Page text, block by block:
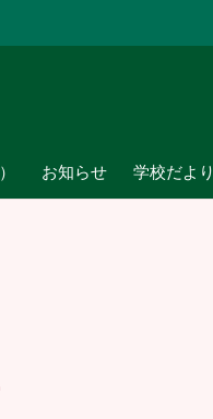
） お知らせ 学校だより
2026年度